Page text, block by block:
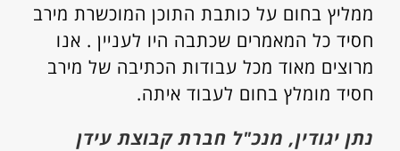
ממליץ בחום על כותבת התוכן המוכשרת מירב
חסיד כל המאמרים שכתבה היו לעניין . אנו
מרוצים מאוד מכל עבודות הכתיבה של מירב
חסיד מומלץ בחום לעבוד איתה.
נתן יגודין, מנכ"ל חברת קבוצת עידן